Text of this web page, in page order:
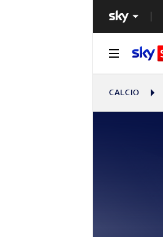
CALCIO